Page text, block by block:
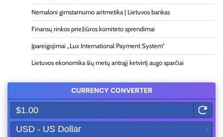
Nemaloni gimstamumo aritmetika | Lietuvos bankas
Finansų rinkos priežiūros komiteto sprendimai
Įpareigojimai „Lux International Payment System“
Lietuvos ekonomika šių metų antrąjį ketvirtį augo sparčiai